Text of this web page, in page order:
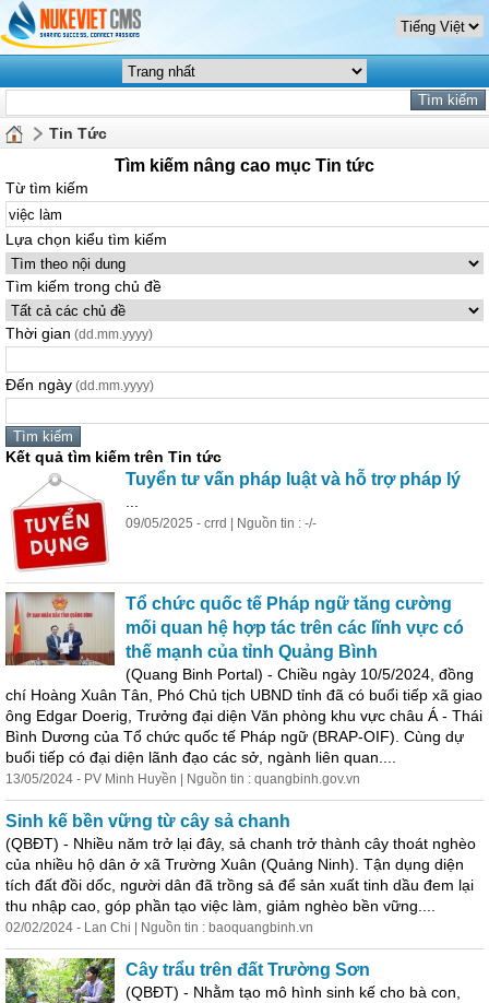
Tin Tức
Tìm kiếm nâng cao mục Tin tức
Từ tìm kiếm
Lựa chọn kiểu tìm kiếm
Tìm kiếm trong chủ đề
Thời gian (dd.mm.yyyy)
Đến ngày (dd.mm.yyyy)
Kết quả tìm kiếm trên Tin tức
Tuyển tư vấn pháp luật và hỗ trợ pháp lý
09/05/2025 - crrd | Nguồn tin : -/-
Tổ chức quốc tế Pháp ngữ tăng cường
mối quan hệ hợp tác trên các lĩnh vực có
thế mạnh của tỉnh Quảng Bình
(Quang Binh Portal) - Chiều ngày 10/5/2024, đồng
chí Hoàng Xuân Tân, Phó Chủ tịch UBND tỉnh đã có buổi tiếp xã giao
ông Edgar Doerig, Trưởng đại diện Văn phòng khu vực châu Á - Thái
Bình Dương của Tổ chức quốc tế Pháp ngữ (BRAP-OIF). Cùng dự
buổi tiếp có đại diện lãnh đạo các sở, ngành liên quan....
13/05/2024 - PV Minh Huyền | Nguồn tin : quangbinh.gov.vn
Sinh kế bền vững từ cây sả chanh
(QBĐT) - Nhiều năm trở lại đây, sả chanh trở thành cây thoát nghèo
của nhiều hộ dân ở xã Trường Xuân (Quảng Ninh). Tận dụng diện
tích đất đồi dốc, người dân đã trồng sả để sản xuất tinh dầu đem lại
thu nhập cao, góp phần tạo việc làm , giảm nghèo bền vững....
02/02/2024 - Lan Chi | Nguồn tin : baoquangbinh.vn
Cây trẩu trên đất Trường Sơn
(QBĐT) - Nhằm tạo mô hình sinh kế cho bà con,